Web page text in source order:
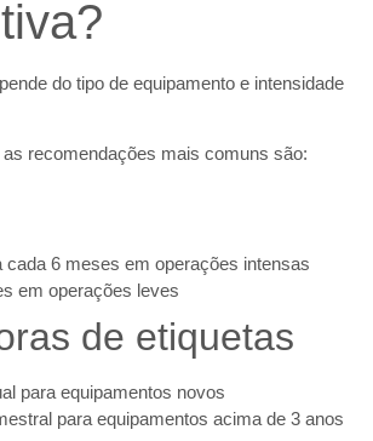
do tipo de equipamento e intensidade
recomendações mais comuns são:
cada 6 meses em operações intensas
em operações leves
de etiquetas
para equipamentos novos
para equipamentos acima de 3 anos